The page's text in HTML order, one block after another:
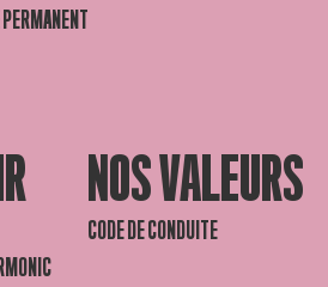
NOS VALEURS
CODE DE CONDUITE